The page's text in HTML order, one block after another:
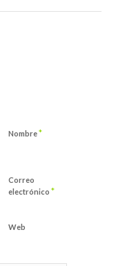
Nombre*
Correo
electrónico *
Web